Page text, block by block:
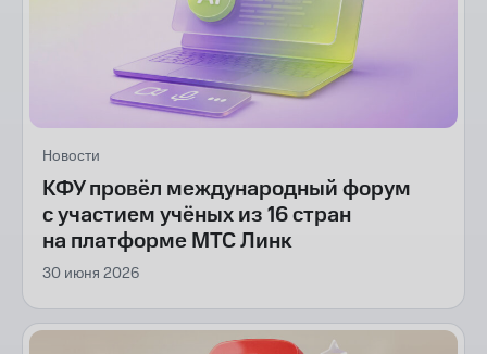
Новости
КФУ провёл международный форум
с участием учёных из 16 стран
на платформе МТС Линк
30 июня 2026